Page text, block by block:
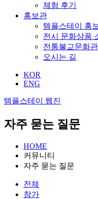
체험 후기
홍보관
템플스테이 홍
전시 문화상품
전통불교문화
오시는 길
KOR
ENG
템플스테이 웹진
자주 묻는 질문
HOME
커뮤니티
자주 묻는 질문
전체
참가